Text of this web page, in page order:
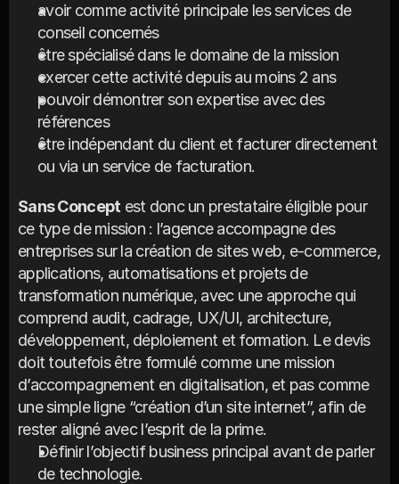
avoir comme activité principale les services de
conseil concernés
être spécialisé dans le domaine de la mission
exercer cette activité depuis au moins 2 ans
pouvoir démontrer son expertise avec des
références
être indépendant du client et facturer directement
ou via un service de facturation.
Sans Concept est donc un prestataire éligible pour
ce type de mission : l’agence accompagne des
entreprises sur la création de sites web, e-commerce,
applications, automatisations et projets de
transformation numérique, avec une approche qui
comprend audit, cadrage, UX/UI, architecture,
développement, déploiement et formation. Le devis
doit toutefois être formulé comme une mission
d’accompagnement en digitalisation, et pas comme
une simple ligne “création d’un site internet”, afin de
rester aligné avec l’esprit de la prime.
Définir l’objectif business principal avant de parler
de technologie.